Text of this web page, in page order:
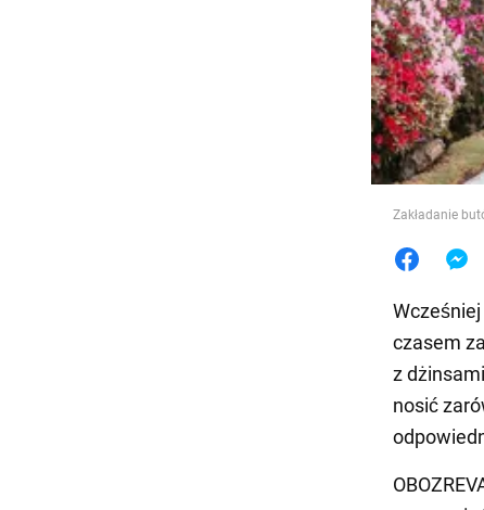
Zakładanie
czasem
z
nosić